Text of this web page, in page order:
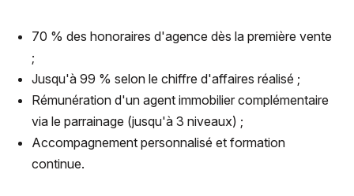
70 % des honoraires d'agence dès la première vente
;
Jusqu'à 99 % selon le chiffre d'affaires réalisé ;
Rémunération d'un agent immobilier complémentaire
via le parrainage (jusqu'à 3 niveaux) ;
Accompagnement personnalisé et formation
continue.